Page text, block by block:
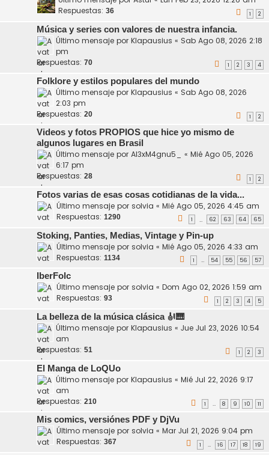
Respuestas: 36 1 2
Música y series con valores de nuestra infancia.
Último mensaje por Klapausius « Sab Ago 08, 2026 2:18
pm
Respuestas: 70 1 2 3 4
Folklore y estilos populares del mundo
Último mensaje por Klapausius « Sab Ago 08, 2026
2:03 pm
Respuestas: 20 1 2
Videos y fotos PROPIOS que hice yo mismo de
algunos lugares en Brasil
Último mensaje por Al3xM4gnu5_ « Mié Ago 05, 2026
6:17 pm
Respuestas: 28 1 2
Fotos varias de esas cosas cotidianas de la vida...
Último mensaje por solvia « Mié Ago 05, 2026 4:45 am
Respuestas: 1290 1 … 62 63 64 65
Stoking, Panties, Medias, Vintage y Pin-up
Último mensaje por solvia « Mié Ago 05, 2026 4:33 am
Respuestas: 1134 1 … 54 55 56 57
IberFolc
Último mensaje por solvia « Dom Ago 02, 2026 1:59 am
Respuestas: 93 1 2 3 4 5
La belleza de la música clásica 🎻🎹
Último mensaje por Klapausius « Jue Jul 23, 2026 10:54
am
Respuestas: 51 1 2 3
El Manga de LoQUo
Último mensaje por Klapausius « Mié Jul 22, 2026 9:17
am
Respuestas: 210 1 … 8 9 10 11
Mis comics, versiónes PDF y DjVu
Último mensaje por solvia « Mar Jul 21, 2026 9:04 pm
Respuestas: 367 1 … 16 17 18 19